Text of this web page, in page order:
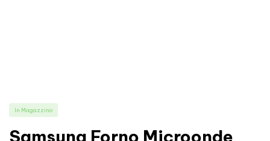
In Magazzino
Samsung Forno Microonde